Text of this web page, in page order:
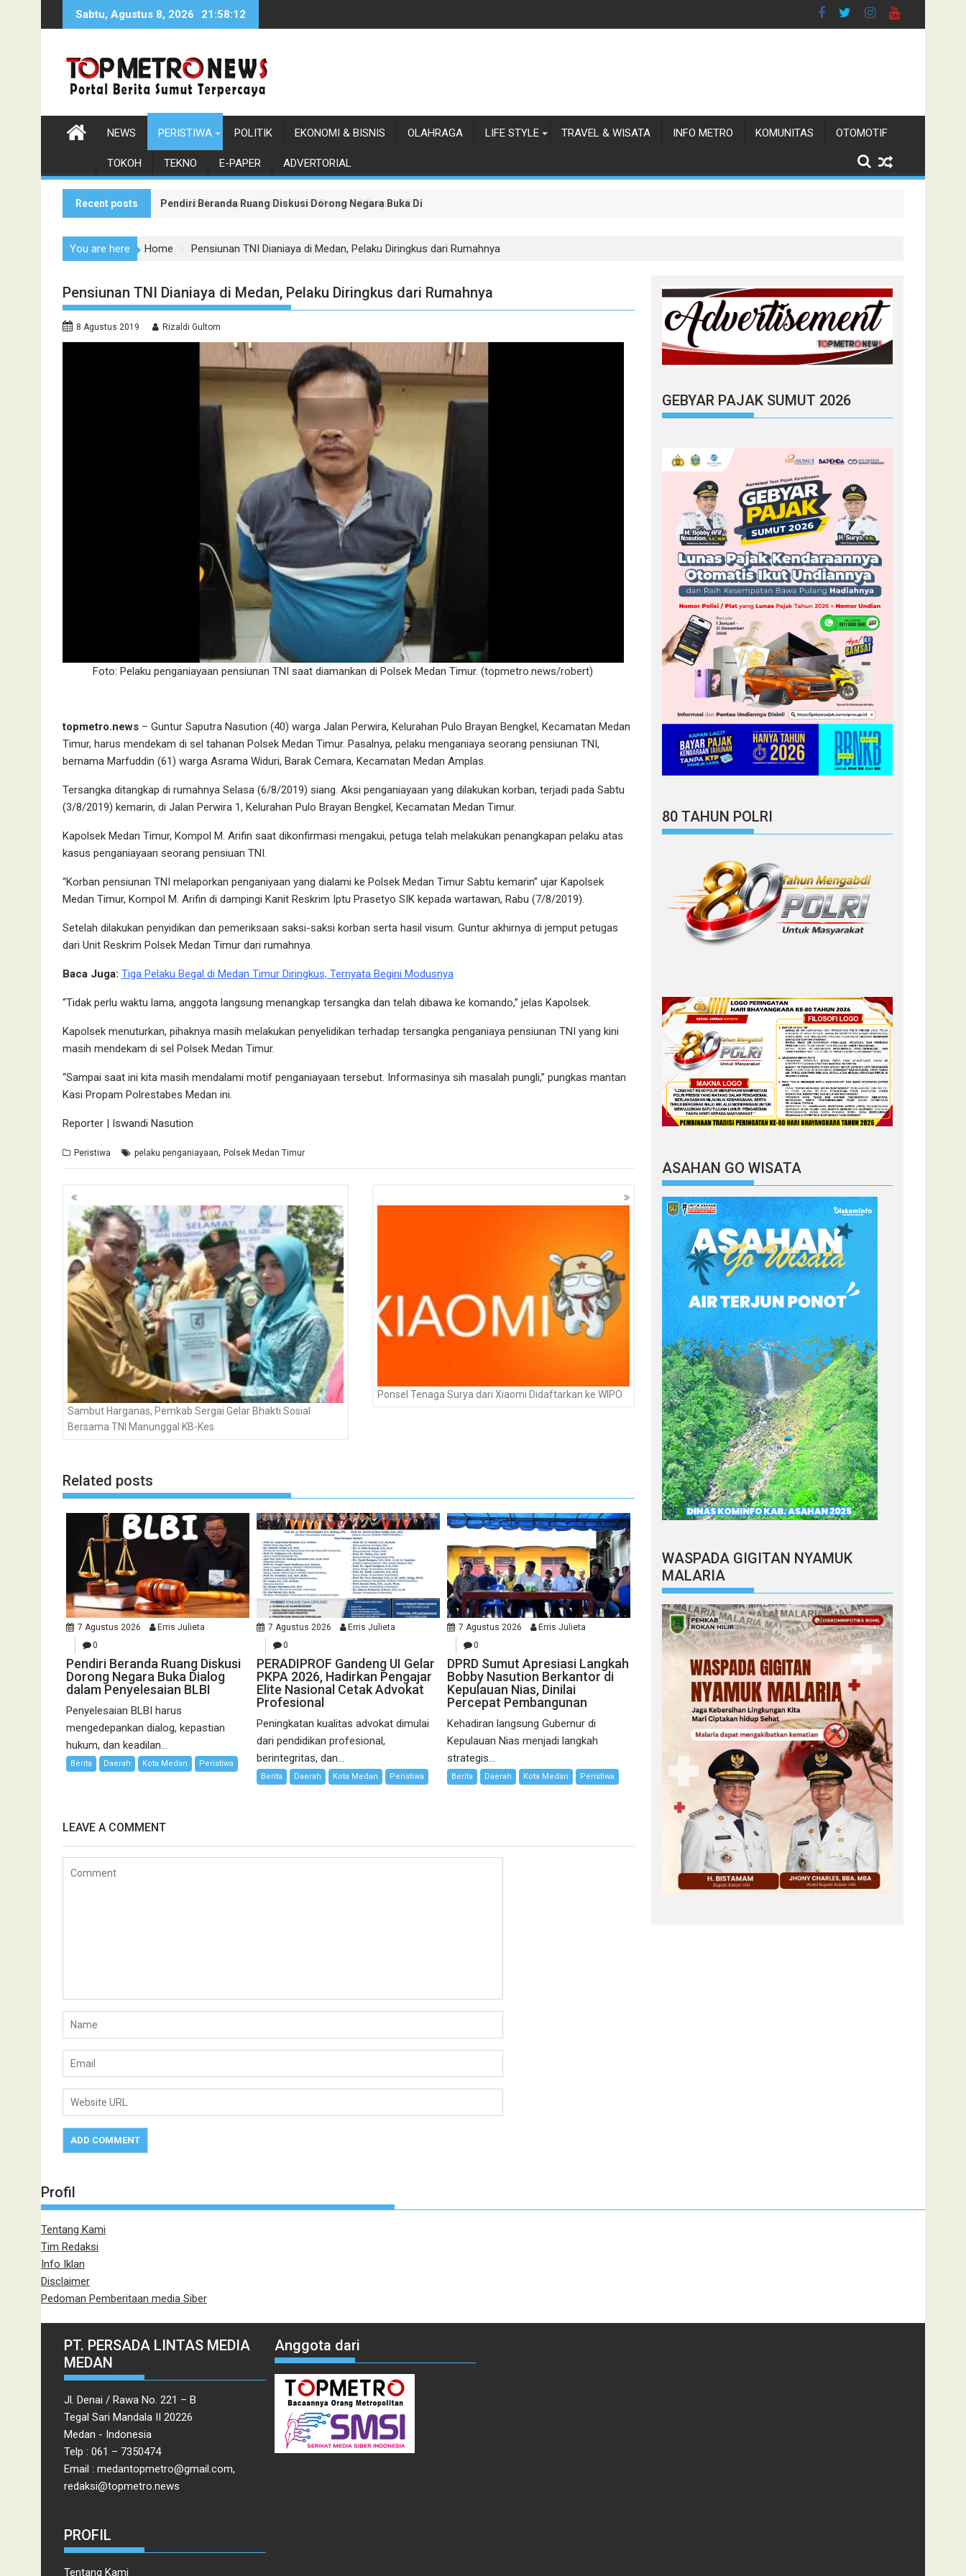
Sabtu, Agustus 8, 2026 21:58:13
NEWS PERISTIWA POLITIK EKONOMI & BISNIS OLAHRAGA LIFE STYLE TRAVEL & WISATA INFO METRO KOMUNITAS OTOMOTIF
TOKOH TEKNO E-PAPER ADVERTORIAL
Recent posts Pendiri Beranda Ruang Diskusi Dorong Negara Buka Dialog dalam Penyelesaian BLBI
Pemkab Karo Apresiasi Dedikasi Personel Satpol PP, Linmas, dan Pemadam Kebakaran
You are here Home Pensiunan TNI Dianiaya di Medan, Pelaku Diringkus dari Rumahnya
Pensiunan TNI Dianiaya di Medan, Pelaku Diringkus dari Rumahnya
8 Agustus 2019 Rizaldi Gultom
Foto: Pelaku penganiayaan pensiunan TNI saat diamankan di Polsek Medan Timur. (topmetro.news/robert)
topmetro.news – Guntur Saputra Nasution (40) warga Jalan Perwira, Kelurahan Pulo Brayan Bengkel, Kecamatan Medan
Timur, harus mendekam di sel tahanan Polsek Medan Timur. Pasalnya, pelaku menganiaya seorang pensiunan TNI,
bernama Marfuddin (61) warga Asrama Widuri, Barak Cemara, Kecamatan Medan Amplas.
Tersangka ditangkap di rumahnya Selasa (6/8/2019) siang. Aksi penganiayaan yang dilakukan korban, terjadi pada Sabtu
(3/8/2019) kemarin, di Jalan Perwira 1, Kelurahan Pulo Brayan Bengkel, Kecamatan Medan Timur.
Kapolsek Medan Timur, Kompol M. Arifin saat dikonfirmasi mengakui, petuga telah melakukan penangkapan pelaku atas
kasus penganiayaan seorang pensiuan TNI.
“Korban pensiunan TNI melaporkan penganiyaan yang dialami ke Polsek Medan Timur Sabtu kemarin” ujar Kapolsek
Medan Timur, Kompol M. Arifin di dampingi Kanit Reskrim Iptu Prasetyo SIK kepada wartawan, Rabu (7/8/2019).
Setelah dilakukan penyidikan dan pemeriksaan saksi-saksi korban serta hasil visum. Guntur akhirnya di jemput petugas
dari Unit Reskrim Polsek Medan Timur dari rumahnya.
Baca Juga: Tiga Pelaku Begal di Medan Timur Diringkus, Ternyata Begini Modusnya
“Tidak perlu waktu lama, anggota langsung menangkap tersangka dan telah dibawa ke komando,” jelas Kapolsek.
Kapolsek menuturkan, pihaknya masih melakukan penyelidikan terhadap tersangka penganiaya pensiunan TNI yang kini
masih mendekam di sel Polsek Medan Timur.
“Sampai saat ini kita masih mendalami motif penganiayaan tersebut. Informasinya sih masalah pungli,” pungkas mantan
Kasi Propam Polrestabes Medan ini.
Reporter | Iswandi Nasution
Peristiwa pelaku penganiayaan, Polsek Medan Timur
Navigasi
pos
Sambut Harganas, Pemkab Sergai Gelar Bhakti Sosial
Bersama TNI Manunggal KB-Kes
Ponsel Tenaga Surya dari Xiaomi Didaftarkan ke WIPO
Related posts
7 Agustus 2026
Erris Julieta
0
Pendiri Beranda Ruang Diskusi
Dorong Negara Buka Dialog
dalam Penyelesaian BLBI
Penyelesaian BLBI harus
mengedepankan dialog, kepastian
hukum, dan keadilan...
Berita Daerah Kota Medan Peristiwa
7 Agustus 2026
Erris Julieta
0
PERADIPROF Gandeng UI Gelar
PKPA 2026, Hadirkan Pengajar
Elite Nasional Cetak Advokat
Profesional
Peningkatan kualitas advokat dimulai
dari pendidikan profesional,
berintegritas, dan...
Berita Daerah Kota Medan Peristiwa
7 Agustus 2026
Erris Julieta
0
DPRD Sumut Apresiasi Langkah
Bobby Nasution Berkantor di
Kepulauan Nias, Dinilai
Percepat Pembangunan
Kehadiran langsung Gubernur di
Kepulauan Nias menjadi langkah
strategis...
Berita Daerah Kota Medan Peristiwa
LEAVE A COMMENT
GEBYAR PAJAK SUMUT 2026
80 TAHUN POLRI
ASAHAN GO WISATA
WASPADA GIGITAN NYAMUK
MALARIA
Profil
Tentang Kami
Tim Redaksi
Info Iklan
Disclaimer
Pedoman Pemberitaan media Siber
PT. PERSADA LINTAS MEDIA
MEDAN
Jl. Denai / Rawa No. 221 – B
Tegal Sari Mandala II 20226
Medan - Indonesia
Telp : 061 – 7350474
Email : medantopmetro@gmail.com,
redaksi@topmetro.news
Anggota dari
PROFIL
Tentang Kami